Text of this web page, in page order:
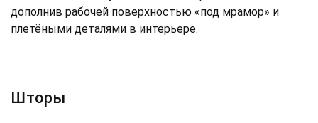
дополнив рабочей поверхностью «под мрамор» и
плетёными деталями в интерьере.
Шторы